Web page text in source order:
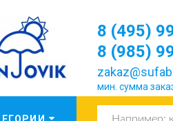
8 (495)
8 (985)
мин. сумма